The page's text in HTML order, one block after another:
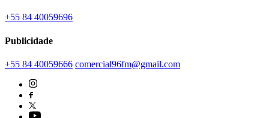
+55 84 40059696
Publicidade
+55 84 40059666 comercial96fm@gmail.com